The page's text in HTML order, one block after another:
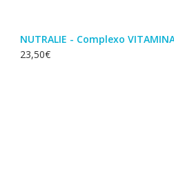
NUTRALIE - Complexo
23,50€